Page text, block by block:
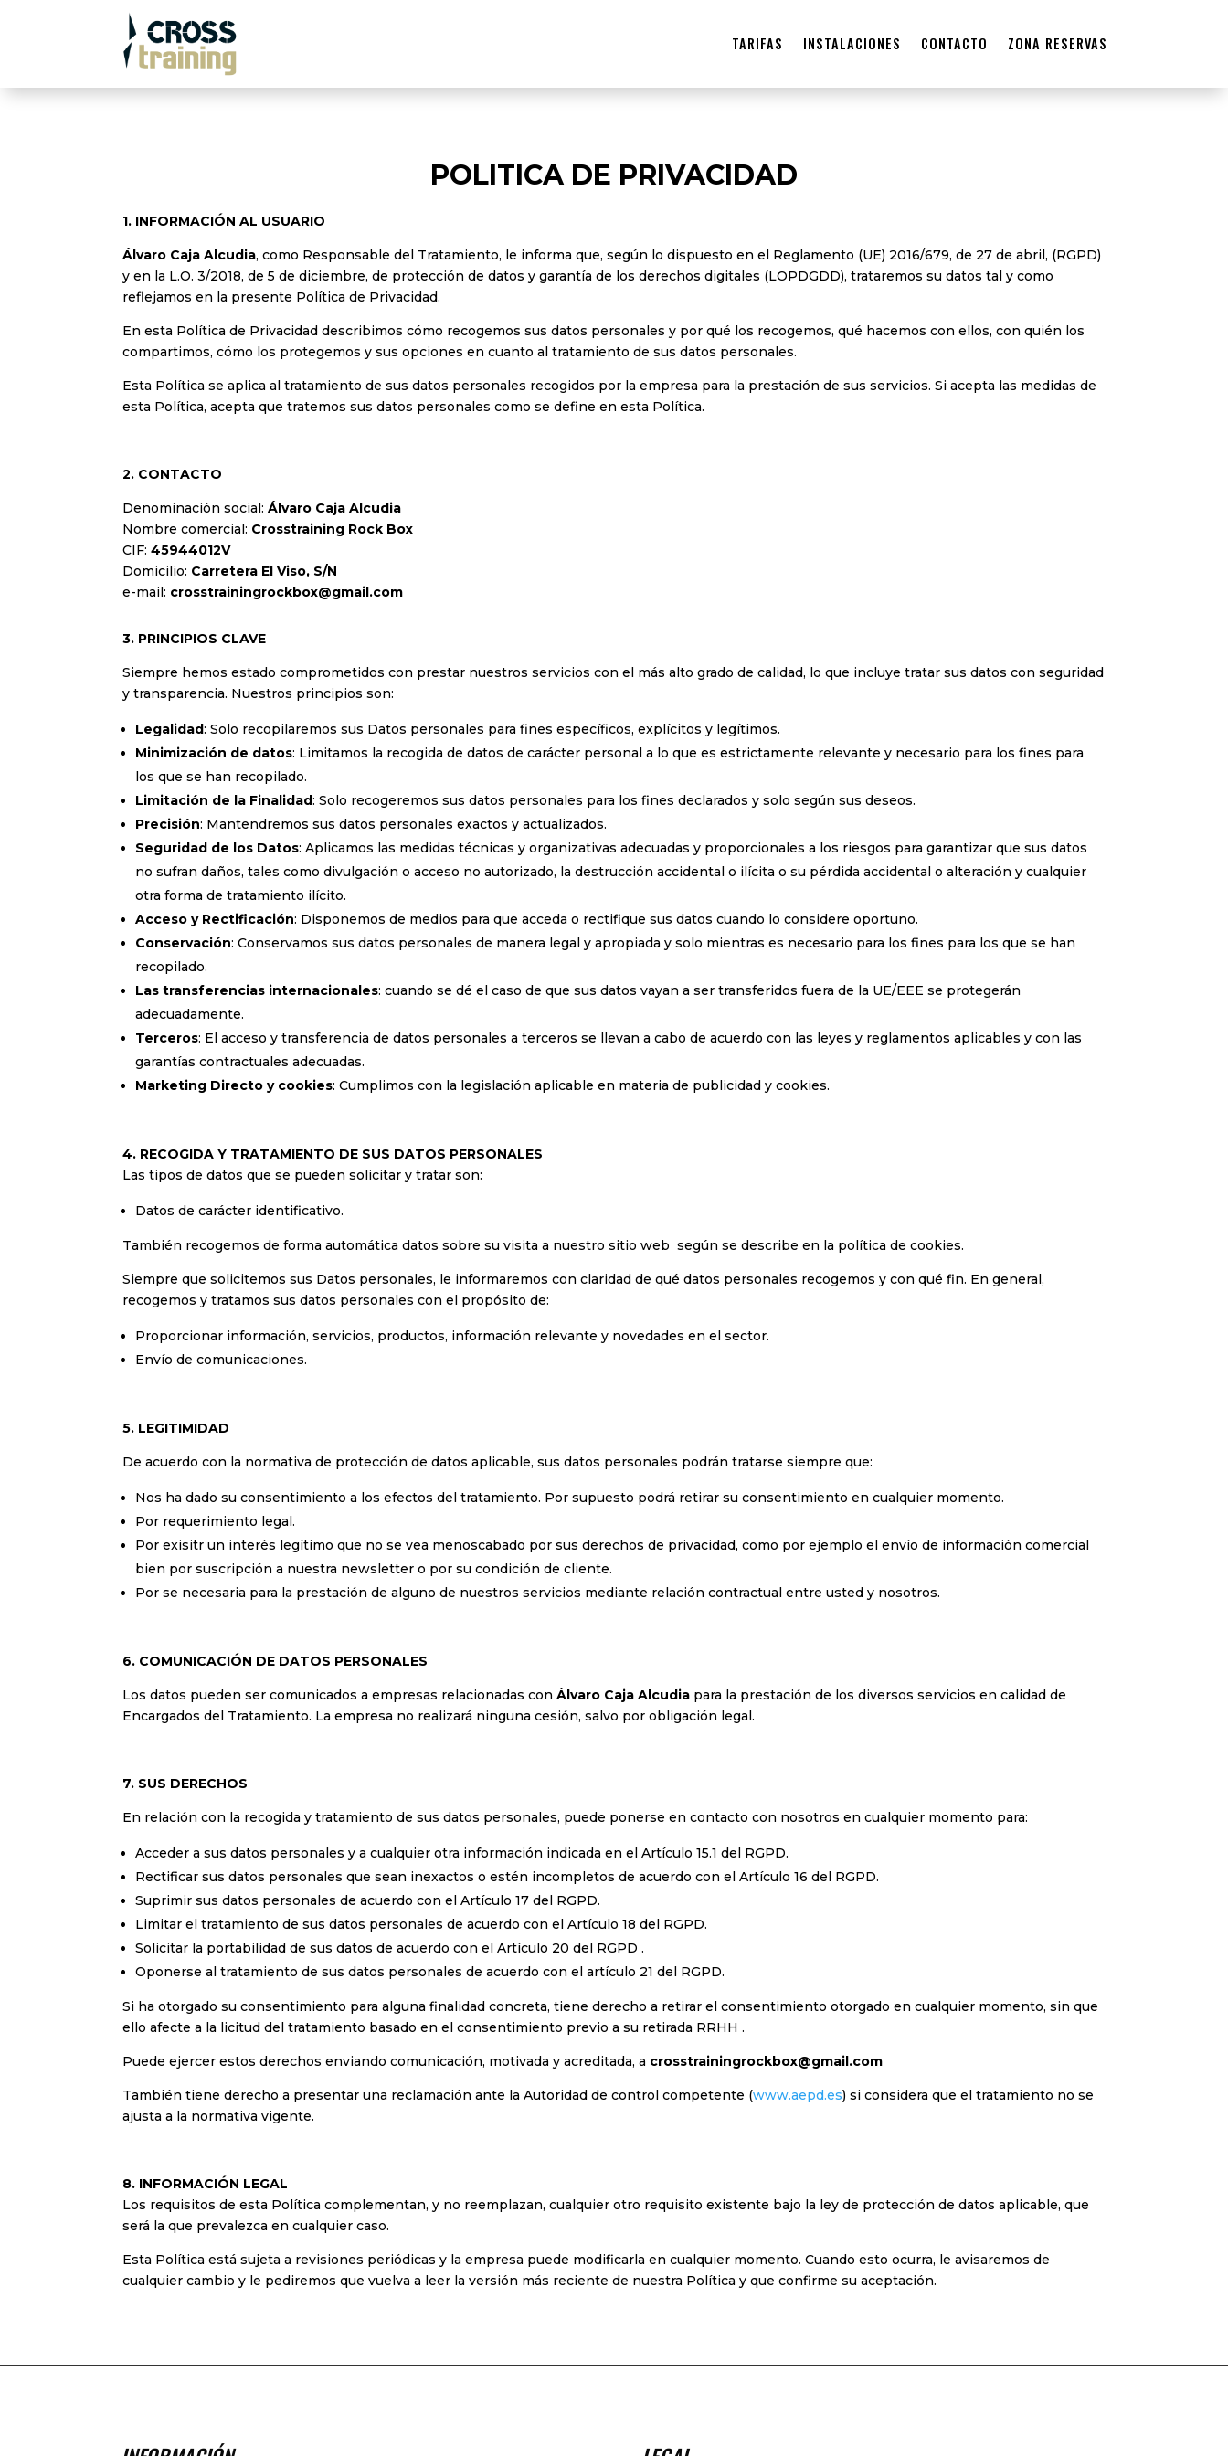
TARIFAS INSTALACIONES CONTACTO ZONA RESERVAS
POLITICA DE PRIVACIDAD
1. INFORMACIÓN AL USUARIO
Álvaro Caja Alcudia, como Responsable del Tratamiento, le informa que, según lo dispuesto en el Reglamento (UE) 2016/679, de 27 de abril, (RGPD)
y en la L.O. 3/2018, de 5 de diciembre, de protección de datos y garantía de los derechos digitales (LOPDGDD), trataremos su datos tal y como
reflejamos en la presente Política de Privacidad.
En esta Política de Privacidad describimos cómo recogemos sus datos personales y por qué los recogemos, qué hacemos con ellos, con quién los
compartimos, cómo los protegemos y sus opciones en cuanto al tratamiento de sus datos personales.
Esta Política se aplica al tratamiento de sus datos personales recogidos por la empresa para la prestación de sus servicios. Si acepta las medidas de
esta Política, acepta que tratemos sus datos personales como se define en esta Política.
2. CONTACTO
Denominación social: Álvaro Caja Alcudia
Nombre comercial: Crosstraining Rock Box
CIF: 45944012V
Domicilio: Carretera El Viso, S/N
e-mail: crosstrainingrockbox@gmail.com
3. PRINCIPIOS CLAVE
Siempre hemos estado comprometidos con prestar nuestros servicios con el más alto grado de calidad, lo que incluye tratar sus datos con seguridad
y transparencia. Nuestros principios son:
Legalidad: Solo recopilaremos sus Datos personales para fines específicos, explícitos y legítimos.
Minimización de datos: Limitamos la recogida de datos de carácter personal a lo que es estrictamente relevante y necesario para los fines para
los que se han recopilado.
Limitación de la Finalidad: Solo recogeremos sus datos personales para los fines declarados y solo según sus deseos.
Precisión: Mantendremos sus datos personales exactos y actualizados.
Seguridad de los Datos: Aplicamos las medidas técnicas y organizativas adecuadas y proporcionales a los riesgos para garantizar que sus datos
no sufran daños, tales como divulgación o acceso no autorizado, la destrucción accidental o ilícita o su pérdida accidental o alteración y cualquier
otra forma de tratamiento ilícito.
Acceso y Rectificación: Disponemos de medios para que acceda o rectifique sus datos cuando lo considere oportuno.
Conservación: Conservamos sus datos personales de manera legal y apropiada y solo mientras es necesario para los fines para los que se han
recopilado.
Las transferencias internacionales: cuando se dé el caso de que sus datos vayan a ser transferidos fuera de la UE/EEE se protegerán
adecuadamente.
Terceros: El acceso y transferencia de datos personales a terceros se llevan a cabo de acuerdo con las leyes y reglamentos aplicables y con las
garantías contractuales adecuadas.
Marketing Directo y cookies: Cumplimos con la legislación aplicable en materia de publicidad y cookies.
4. RECOGIDA Y TRATAMIENTO DE SUS DATOS PERSONALES
Las tipos de datos que se pueden solicitar y tratar son:
Datos de carácter identificativo.
También recogemos de forma automática datos sobre su visita a nuestro sitio web según se describe en la política de cookies.
Siempre que solicitemos sus Datos personales, le informaremos con claridad de qué datos personales recogemos y con qué fin. En general,
recogemos y tratamos sus datos personales con el propósito de:
Proporcionar información, servicios, productos, información relevante y novedades en el sector.
Envío de comunicaciones.
5. LEGITIMIDAD
De acuerdo con la normativa de protección de datos aplicable, sus datos personales podrán tratarse siempre que:
Nos ha dado su consentimiento a los efectos del tratamiento. Por supuesto podrá retirar su consentimiento en cualquier momento.
Por requerimiento legal.
Por exisitr un interés legítimo que no se vea menoscabado por sus derechos de privacidad, como por ejemplo el envío de información comercial
bien por suscripción a nuestra newsletter o por su condición de cliente.
Por se necesaria para la prestación de alguno de nuestros servicios mediante relación contractual entre usted y nosotros.
6. COMUNICACIÓN DE DATOS PERSONALES
Los datos pueden ser comunicados a empresas relacionadas conÁlvaro Caja Alcudia para la prestación de los diversos servicios en calidad de
Encargados del Tratamiento. La empresa no realizará ninguna cesión, salvo por obligación legal.
7. SUS DERECHOS
En relación con la recogida y tratamiento de sus datos personales, puede ponerse en contacto con nosotros en cualquier momento para:
Acceder a sus datos personales y a cualquier otra información indicada en el Artículo 15.1 del RGPD.
Rectificar sus datos personales que sean inexactos o estén incompletos de acuerdo con el Artículo 16 del RGPD.
Suprimir sus datos personales de acuerdo con el Artículo 17 del RGPD.
Limitar el tratamiento de sus datos personales de acuerdo con el Artículo 18 del RGPD.
Solicitar la portabilidad de sus datos de acuerdo con el Artículo 20 del RGPD .
Oponerse al tratamiento de sus datos personales de acuerdo con el artículo 21 del RGPD.
Si ha otorgado su consentimiento para alguna finalidad concreta, tiene derecho a retirar el consentimiento otorgado en cualquier momento, sin que
ello afecte a la licitud del tratamiento basado en el consentimiento previo a su retirada RRHH .
Puede ejercer estos derechos enviando comunicación, motivada y acreditada, a crosstrainingrockbox@gmail.com
También tiene derecho a presentar una reclamación ante la Autoridad de control competente (www.aepd.es) si considera que el tratamiento no se
ajusta a la normativa vigente.
8. INFORMACIÓN LEGAL
Los requisitos de esta Política complementan, y no reemplazan, cualquier otro requisito existente bajo la ley de protección de datos aplicable, que
será la que prevalezca en cualquier caso.
Esta Política está sujeta a revisiones periódicas y la empresa puede modificarla en cualquier momento. Cuando esto ocurra, le avisaremos de
cualquier cambio y le pediremos que vuelva a leer la versión más reciente de nuestra Política y que confirme su aceptación.